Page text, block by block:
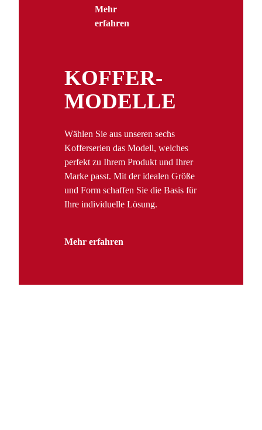
Mehr
erfahren
KOFFER­
MODELLE
Wählen Sie aus unseren sechs
Kofferserien das Modell, welches
perfekt zu Ihrem Produkt und Ihrer
Marke passt. Mit der idealen Größe
und Form schaffen Sie die Basis für
Ihre individuelle Lösung.
Mehr erfahren